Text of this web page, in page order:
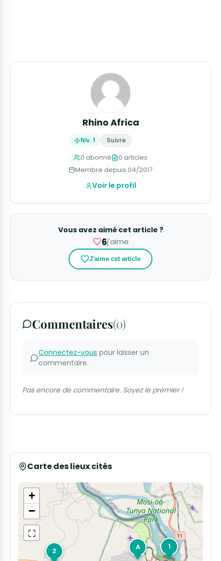
Rhino Africa
Niv. 1 Suivre
0 abonné
0 articles
Membre depuis 04/2017
Voir le profil
Vous avez aimé cet article ?
6j'aime
J'aime cet article
Commentaires(0)
Connectez-vous pour laisser un
commentaire.
Pas encore de commentaire. Soyez le premier !
Carte des lieux cités
1
2 A
+
−
⛶